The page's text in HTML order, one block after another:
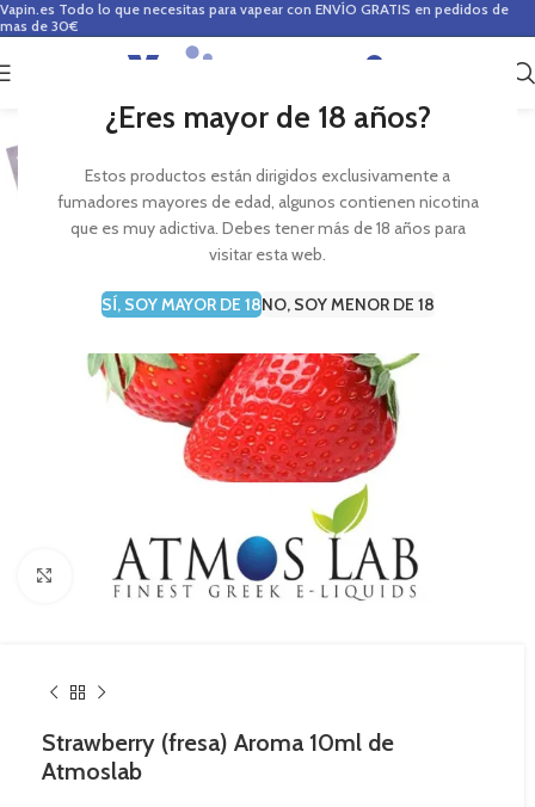
¿Eres mayor de 18 años?
Estos productos están dirigidos exclusivamente a
fumadores mayores de edad, algunos contienen nicotina
que es muy adictiva. Debes tener más de 18 años para
visitar esta web.
SÍ, SOY MAYOR DE 18NO, SOY MENOR DE 18
Vapin.es Todo lo que necesitas para vapear con ENVÍO GRATIS en pedidos de
mas de 30€
0
Haga Click para agrandar
Strawberry (fresa) Aroma 10ml de
Atmoslab